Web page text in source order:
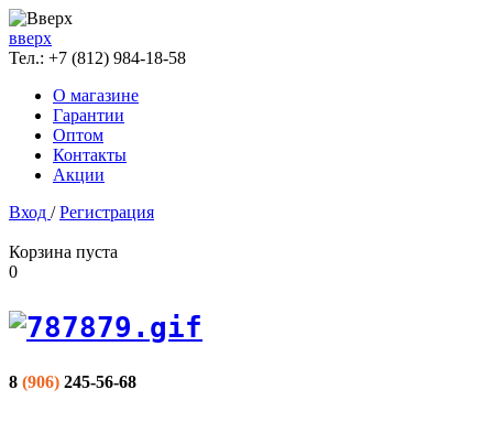
вверх
Тел.: +7 (812) 984-18-58
О магазине
Гарантии
Оптом
Контакты
Акции
Вход /Регистрация
Корзина пуста
0
8 (906) 245-56-68